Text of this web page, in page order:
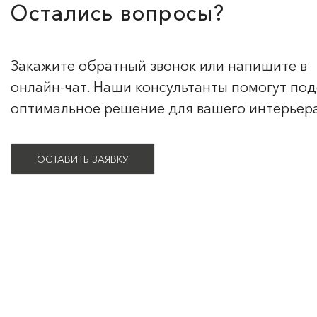
Остались вопросы?
Закажите обратный звонок или напишите в
онлайн-чат. Наши консультанты помогут
оптимальное решение для вашего
ОСТАВИТЬ ЗАЯВКУ